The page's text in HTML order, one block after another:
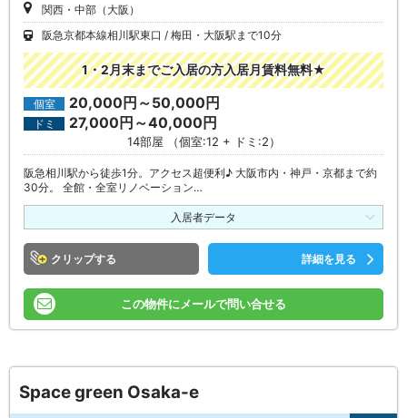
関西・中部（大阪）
阪急京都本線相川駅東口
梅田・大阪駅まで10分
1・2月末までご入居の方入居月賃料無料★
個室 20,000円～50,000円
ドミ 27,000円～40,000円
14部屋 （個室:12 + ドミ:2）
阪急相川駅から徒歩1分。アクセス超便利♪ 大阪市内・神戸・京都まで約
30分。 全館・全室リノベーション…
入居者データ
クリップ 詳細を見る
この物件にメールで問い合せる
Space green Osaka-e